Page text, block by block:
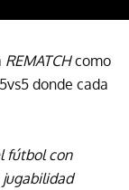
REMATCHcomo
donde cada
fútbol con